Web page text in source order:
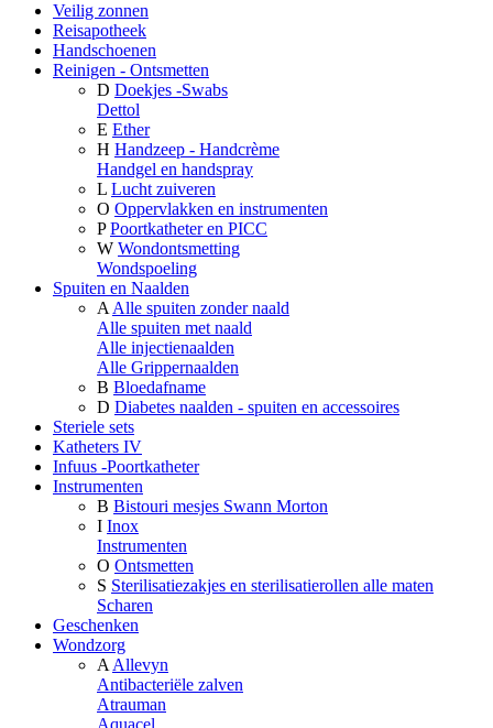
Veilig zonnen
Reisapotheek
Handschoenen
Reinigen - Ontsmetten
D Doekjes -Swabs
Dettol
E Ether
H Handzeep - Handcrème
Handgel en handspray
L Lucht zuiveren
O Oppervlakken en instrumenten
P Poortkatheter en PICC
W Wondontsmetting
Wondspoeling
Spuiten en Naalden
A Alle spuiten zonder naald
Alle spuiten met naald
Alle injectienaalden
Alle Grippernaalden
B Bloedafname
D Diabetes naalden - spuiten en accessoires
Steriele sets
Katheters IV
Infuus -Poortkatheter
Instrumenten
B Bistouri mesjes Swann Morton
I Inox
Instrumenten
O Ontsmetten
S Sterilisatiezakjes en sterilisatierollen alle maten
Scharen
Geschenken
Wondzorg
A Allevyn
Antibacteriële zalven
Atrauman